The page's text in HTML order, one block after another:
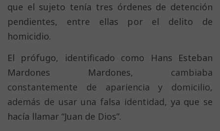
que el sujeto tenía tres órdenes de detención
pendientes, entre ellas por el delito de
homicidio.
El prófugo, identificado como Hans Esteban
Mardones Mardones, cambiaba
constantemente de apariencia y domicilio,
además de usar una falsa identidad, ya que se
hacía llamar “Juan de Dios”.